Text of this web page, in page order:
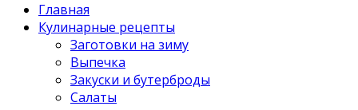
Главная
Кулинарные рецепты
Заготовки на зиму
Выпечка
Закуски и бутерброды
Салаты